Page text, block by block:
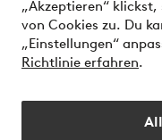
„Akzeptieren“
von Cookies zu. Du
„Einstellungen“
Richtlinie erfahren.